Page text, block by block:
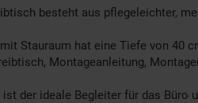
besteht aus pflegeleichter,
Stauraum hat eine Tiefe von 40
Montageanleitung,
der ideale Begleiter für das